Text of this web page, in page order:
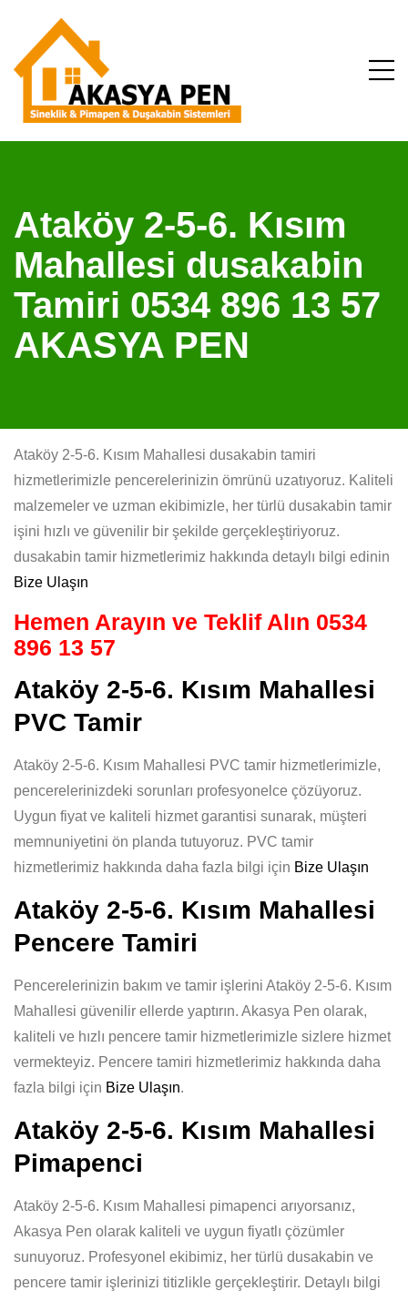
Ataköy 2-5-6. Kısım
Mahallesi dusakabin
Tamiri 0534 896 13 57
AKASYA PEN
Ataköy 2-5-6. Kısım Mahallesi dusakabin tamiri
hizmetlerimizle pencerelerinizin ömrünü uzatıyoruz. Kaliteli
malzemeler ve uzman ekibimizle, her türlü dusakabin tamir
işini hızlı ve güvenilir bir şekilde gerçekleştiriyoruz.
dusakabin tamir hizmetlerimiz hakkında detaylı bilgi edinin
Bize Ulaşın
Hemen Arayın ve Teklif Alın 0534
896 13 57
Ataköy 2-5-6. Kısım Mahallesi
PVC Tamir
Ataköy 2-5-6. Kısım Mahallesi PVC tamir hizmetlerimizle,
pencerelerinizdeki sorunları profesyonelce çözüyoruz.
Uygun fiyat ve kaliteli hizmet garantisi sunarak, müşteri
memnuniyetini ön planda tutuyoruz. PVC tamir
hizmetlerimiz hakkında daha fazla bilgi için Bize Ulaşın
Ataköy 2-5-6. Kısım Mahallesi
Pencere Tamiri
Pencerelerinizin bakım ve tamir işlerini Ataköy 2-5-6. Kısım
Mahallesi güvenilir ellerde yaptırın. Akasya Pen olarak,
kaliteli ve hızlı pencere tamir hizmetlerimizle sizlere hizmet
vermekteyiz. Pencere tamiri hizmetlerimiz hakkında daha
fazla bilgi için Bize Ulaşın.
Ataköy 2-5-6. Kısım Mahallesi
Pimapenci
Ataköy 2-5-6. Kısım Mahallesi pimapenci arıyorsanız,
Akasya Pen olarak kaliteli ve uygun fiyatlı çözümler
sunuyoruz. Profesyonel ekibimiz, her türlü dusakabin ve
pencere tamir işlerinizi titizlikle gerçekleştirir. Detaylı bilgi